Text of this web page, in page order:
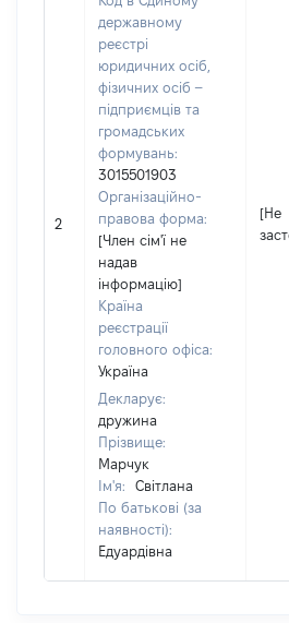
2
державному
реєстрі
юридичних осіб,
фізичних осіб –
підприємців та
громадських
формувань:
3015501903
Організаційно-
правова форма:
[Член сім'ї не
надав
інформацію]
Країна
реєстрації
головного офіса:
Україна
Декларує:
дружина
Прізвище:
Марчук
Ім'я:
Світлана
По батькові (за
наявності):
Едуардівна
[Не